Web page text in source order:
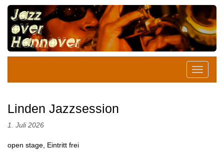
Linden Jazzsession
1. Juli 2026
open stage, Eintritt frei